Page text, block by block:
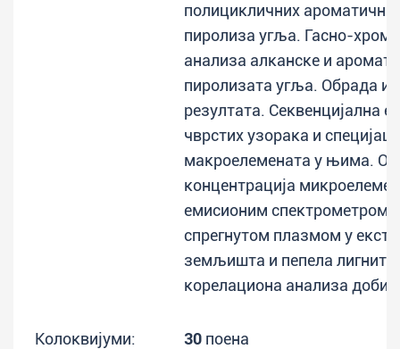
полицикличних
пиролиза угља. Гасно-
анализа алканске и
пиролизата угља. Обрада и
резултата. Секвенцијална
чврстих узорака и
макроелемената у њима.
концентрација
емисионим спектрометром
спрегнутом плазмом у
земљишта и пепела
корелациона анализа
Колоквијуми: 30 поена